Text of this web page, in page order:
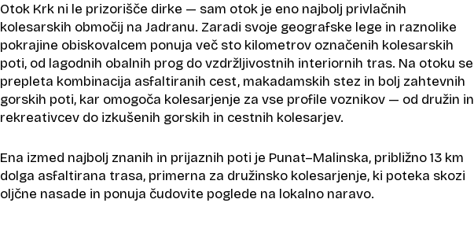
Otok Krk ni le prizorišče dirke — sam otok je eno najbolj privlačnih
kolesarskih območij na Jadranu. Zaradi svoje geografske lege in raznolike
pokrajine obiskovalcem ponuja več sto kilometrov označenih kolesarskih
poti, od lagodnih obalnih prog do vzdržljivostnih interiornih tras. Na otoku se
prepleta kombinacija asfaltiranih cest, makadamskih stez in bolj zahtevnih
gorskih poti, kar omogoča kolesarjenje za vse profile voznikov — od družin in
rekreativcev do izkušenih gorskih in cestnih kolesarjev.
Ena izmed najbolj znanih in prijaznih poti je Punat–Malinska, približno 13 km
dolga asfaltirana trasa, primerna za družinsko kolesarjenje, ki poteka skozi
oljčne nasade in ponuja čudovite poglede na lokalno naravo.